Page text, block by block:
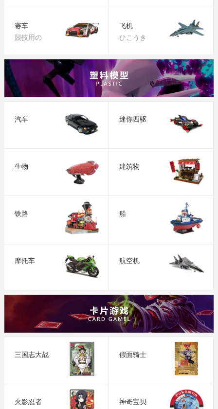
赛车
競技用の
飞机
ひこうき
汽车 迷你四驱
生物 建筑物
铁路 船
摩托车 航空机
三国志大战 假面骑士
火影忍者 神奇宝贝